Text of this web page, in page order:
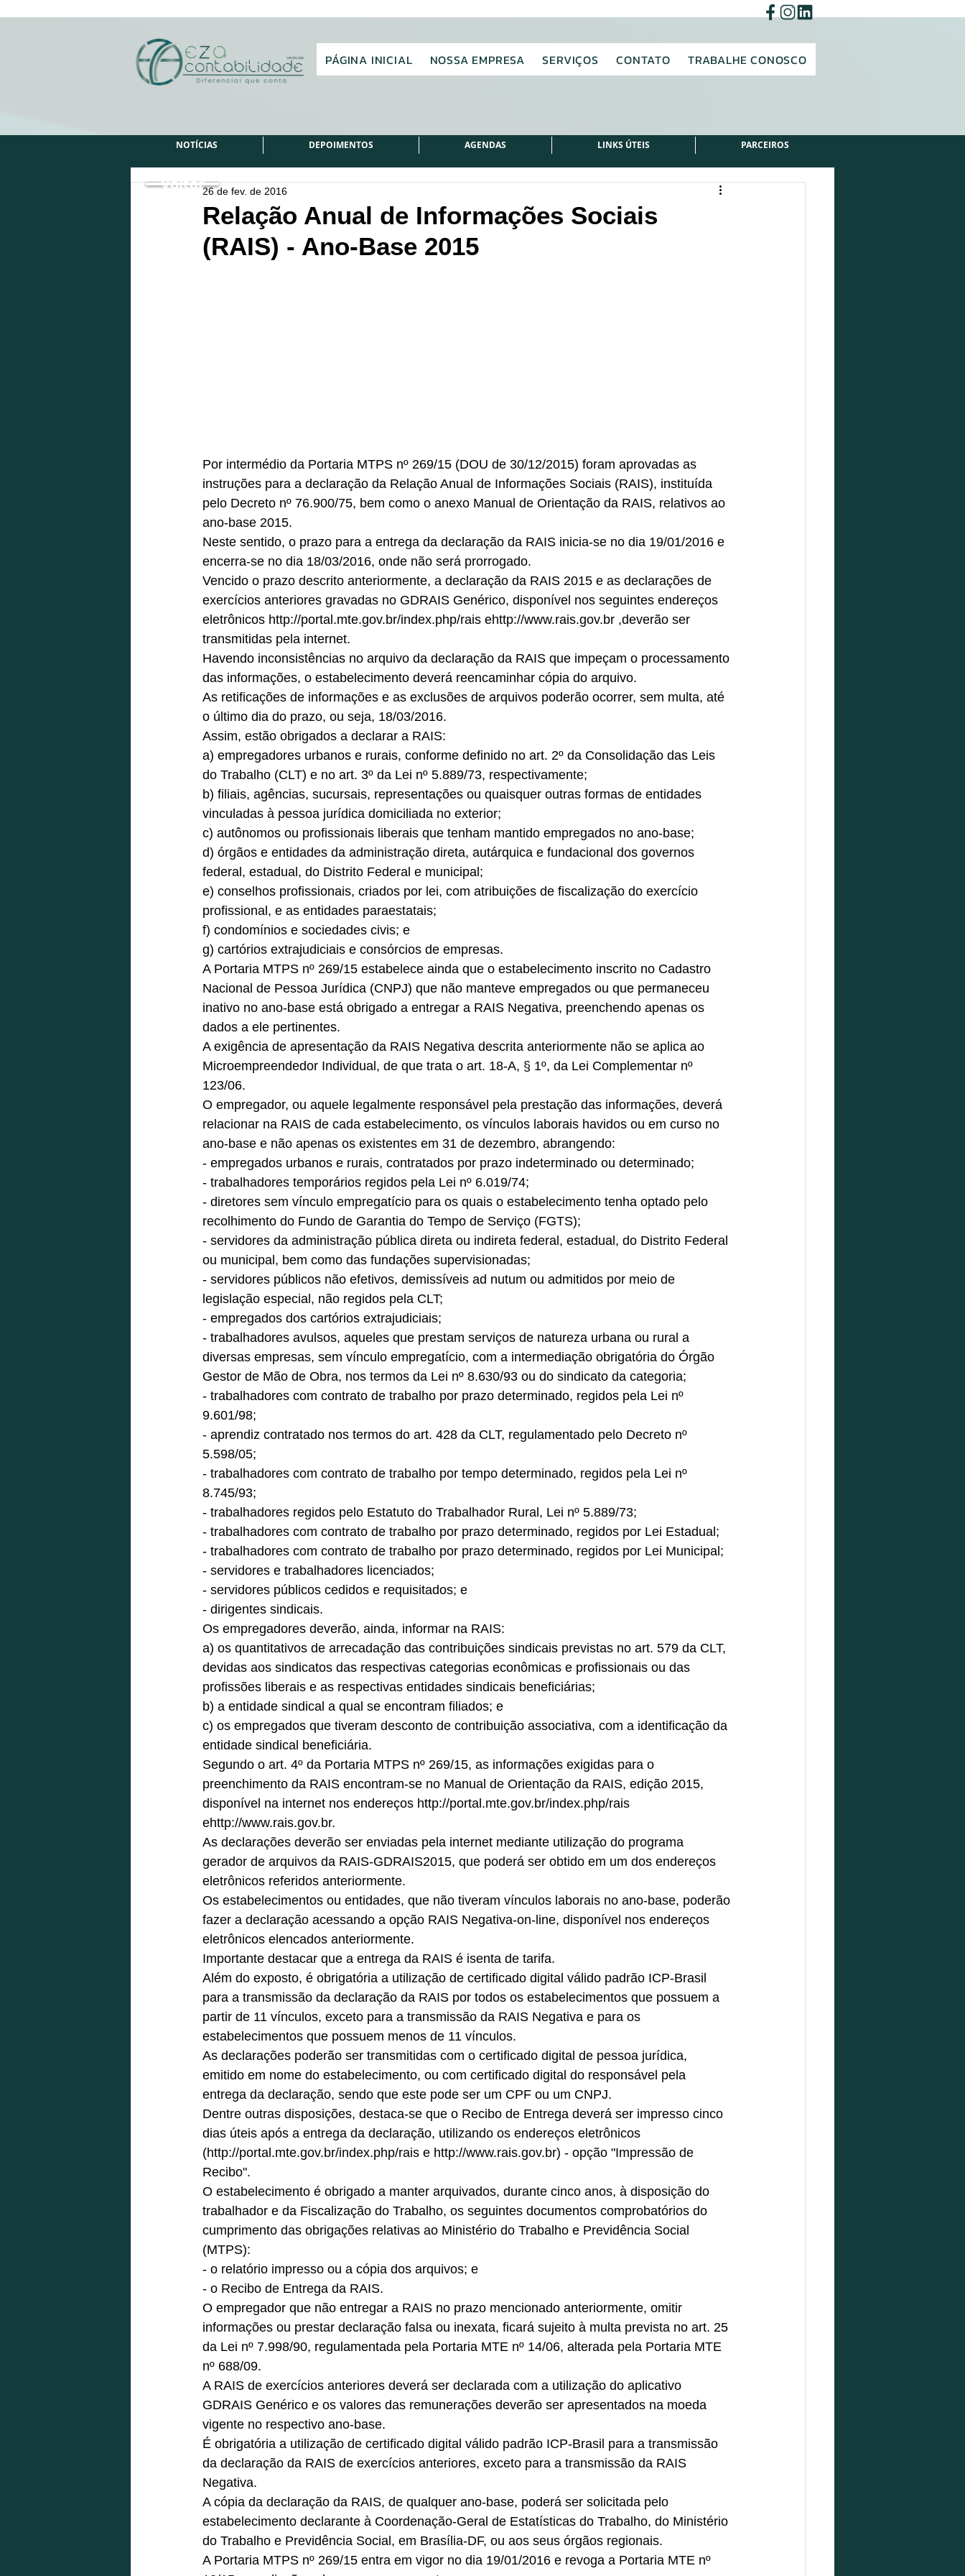
PÁGINA INICIAL NOSSA EMPRESA SERVIÇOS CONTATO TRABALHE CONOSCO
NOTÍCIAS DEPOIMENTOS AGENDAS LINKS ÚTEIS PARCEIROS
Relação Anual de Informações Sociais
(RAIS) - Ano-Base 2015
26 de fev. de 2016
Por intermédio da Portaria MTPS nº 269/15 (DOU de 30/12/2015) foram aprovadas as
instruções para a declaração da Relação Anual de Informações Sociais (RAIS), instituída
pelo Decreto nº 76.900/75, bem como o anexo Manual de Orientação da RAIS, relativos ao
ano-base 2015.
Neste sentido, o prazo para a entrega da declaração da RAIS inicia-se no dia 19/01/2016 e
encerra-se no dia 18/03/2016, onde não será prorrogado.
Vencido o prazo descrito anteriormente, a declaração da RAIS 2015 e as declarações de
exercícios anteriores gravadas no GDRAIS Genérico, disponível nos seguintes endereços
eletrônicos http://portal.mte.gov.br/index.php/rais ehttp://www.rais.gov.br ,deverão ser
transmitidas pela internet.
Havendo inconsistências no arquivo da declaração da RAIS que impeçam o processamento
das informações, o estabelecimento deverá reencaminhar cópia do arquivo.
As retificações de informações e as exclusões de arquivos poderão ocorrer, sem multa, até
o último dia do prazo, ou seja, 18/03/2016.
Assim, estão obrigados a declarar a RAIS:
a) empregadores urbanos e rurais, conforme definido no art. 2º da Consolidação das Leis
do Trabalho (CLT) e no art. 3º da Lei nº 5.889/73, respectivamente;
b) filiais, agências, sucursais, representações ou quaisquer outras formas de entidades
vinculadas à pessoa jurídica domiciliada no exterior;
c) autônomos ou profissionais liberais que tenham mantido empregados no ano-base;
d) órgãos e entidades da administração direta, autárquica e fundacional dos governos
federal, estadual, do Distrito Federal e municipal;
e) conselhos profissionais, criados por lei, com atribuições de fiscalização do exercício
profissional, e as entidades paraestatais;
f) condomínios e sociedades civis; e
g) cartórios extrajudiciais e consórcios de empresas.
A Portaria MTPS nº 269/15 estabelece ainda que o estabelecimento inscrito no Cadastro
Nacional de Pessoa Jurídica (CNPJ) que não manteve empregados ou que permaneceu
inativo no ano-base está obrigado a entregar a RAIS Negativa, preenchendo apenas os
dados a ele pertinentes.
A exigência de apresentação da RAIS Negativa descrita anteriormente não se aplica ao
Microempreendedor Individual, de que trata o art. 18-A, § 1º, da Lei Complementar nº
123/06.
O empregador, ou aquele legalmente responsável pela prestação das informações, deverá
relacionar na RAIS de cada estabelecimento, os vínculos laborais havidos ou em curso no
ano-base e não apenas os existentes em 31 de dezembro, abrangendo:
- empregados urbanos e rurais, contratados por prazo indeterminado ou determinado;
- trabalhadores temporários regidos pela Lei nº 6.019/74;
- diretores sem vínculo empregatício para os quais o estabelecimento tenha optado pelo
recolhimento do Fundo de Garantia do Tempo de Serviço (FGTS);
- servidores da administração pública direta ou indireta federal, estadual, do Distrito Federal
ou municipal, bem como das fundações supervisionadas;
- servidores públicos não efetivos, demissíveis ad nutum ou admitidos por meio de
legislação especial, não regidos pela CLT;
- empregados dos cartórios extrajudiciais;
- trabalhadores avulsos, aqueles que prestam serviços de natureza urbana ou rural a
diversas empresas, sem vínculo empregatício, com a intermediação obrigatória do Órgão
Gestor de Mão de Obra, nos termos da Lei nº 8.630/93 ou do sindicato da categoria;
- trabalhadores com contrato de trabalho por prazo determinado, regidos pela Lei nº
9.601/98;
- aprendiz contratado nos termos do art. 428 da CLT, regulamentado pelo Decreto nº
5.598/05;
- trabalhadores com contrato de trabalho por tempo determinado, regidos pela Lei nº
8.745/93;
- trabalhadores regidos pelo Estatuto do Trabalhador Rural, Lei nº 5.889/73;
- trabalhadores com contrato de trabalho por prazo determinado, regidos por Lei Estadual;
- trabalhadores com contrato de trabalho por prazo determinado, regidos por Lei Municipal;
- servidores e trabalhadores licenciados;
- servidores públicos cedidos e requisitados; e
- dirigentes sindicais.
Os empregadores deverão, ainda, informar na RAIS:
a) os quantitativos de arrecadação das contribuições sindicais previstas no art. 579 da CLT,
devidas aos sindicatos das respectivas categorias econômicas e profissionais ou das
profissões liberais e as respectivas entidades sindicais beneficiárias;
b) a entidade sindical a qual se encontram filiados; e
c) os empregados que tiveram desconto de contribuição associativa, com a identificação da
entidade sindical beneficiária.
Segundo o art. 4º da Portaria MTPS nº 269/15, as informações exigidas para o
preenchimento da RAIS encontram-se no Manual de Orientação da RAIS, edição 2015,
disponível na internet nos endereços http://portal.mte.gov.br/index.php/rais
ehttp://www.rais.gov.br.
As declarações deverão ser enviadas pela internet mediante utilização do programa
gerador de arquivos da RAIS-GDRAIS2015, que poderá ser obtido em um dos endereços
eletrônicos referidos anteriormente.
Os estabelecimentos ou entidades, que não tiveram vínculos laborais no ano-base, poderão
fazer a declaração acessando a opção RAIS Negativa-on-line, disponível nos endereços
eletrônicos elencados anteriormente.
Importante destacar que a entrega da RAIS é isenta de tarifa.
Além do exposto, é obrigatória a utilização de certificado digital válido padrão ICP-Brasil
para a transmissão da declaração da RAIS por todos os estabelecimentos que possuem a
partir de 11 vínculos, exceto para a transmissão da RAIS Negativa e para os
estabelecimentos que possuem menos de 11 vínculos.
As declarações poderão ser transmitidas com o certificado digital de pessoa jurídica,
emitido em nome do estabelecimento, ou com certificado digital do responsável pela
entrega da declaração, sendo que este pode ser um CPF ou um CNPJ.
Dentre outras disposições, destaca-se que o Recibo de Entrega deverá ser impresso cinco
dias úteis após a entrega da declaração, utilizando os endereços eletrônicos
(http://portal.mte.gov.br/index.php/rais e http://www.rais.gov.br) - opção "Impressão de
Recibo".
O estabelecimento é obrigado a manter arquivados, durante cinco anos, à disposição do
trabalhador e da Fiscalização do Trabalho, os seguintes documentos comprobatórios do
cumprimento das obrigações relativas ao Ministério do Trabalho e Previdência Social
(MTPS):
- o relatório impresso ou a cópia dos arquivos; e
- o Recibo de Entrega da RAIS.
O empregador que não entregar a RAIS no prazo mencionado anteriormente, omitir
informações ou prestar declaração falsa ou inexata, ficará sujeito à multa prevista no art. 25
da Lei nº 7.998/90, regulamentada pela Portaria MTE nº 14/06, alterada pela Portaria MTE
nº 688/09.
A RAIS de exercícios anteriores deverá ser declarada com a utilização do aplicativo
GDRAIS Genérico e os valores das remunerações deverão ser apresentados na moeda
vigente no respectivo ano-base.
É obrigatória a utilização de certificado digital válido padrão ICP-Brasil para a transmissão
da declaração da RAIS de exercícios anteriores, exceto para a transmissão da RAIS
Negativa.
A cópia da declaração da RAIS, de qualquer ano-base, poderá ser solicitada pelo
estabelecimento declarante à Coordenação-Geral de Estatísticas do Trabalho, do Ministério
do Trabalho e Previdência Social, em Brasília-DF, ou aos seus órgãos regionais.
A Portaria MTPS nº 269/15 entra em vigor no dia 19/01/2016 e revoga a Portaria MTE nº
Voltar